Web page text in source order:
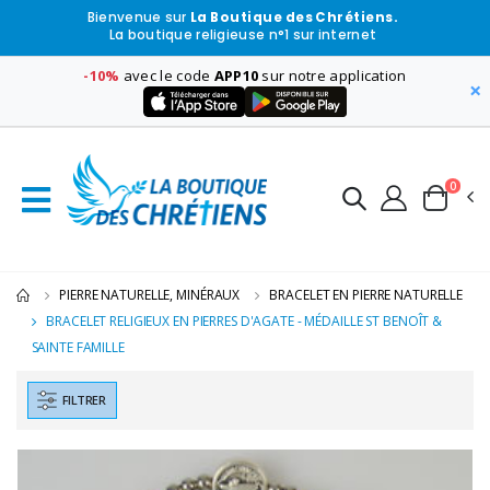
Bienvenue sur La Boutique des Chrétiens.
La boutique religieuse n°1 sur internet
-10% avec le code APP10 sur notre application
×
0
PIERRE NATURELLE, MINÉRAUX
BRACELET EN PIERRE NATURELLE
BRACELET RELIGIEUX EN PIERRES D'AGATE - MÉDAILLE ST BENOÎT &
SAINTE FAMILLE
FILTRER